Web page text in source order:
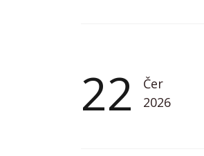
22
Čer
2026